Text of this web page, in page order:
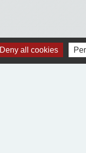
Deny all cookies